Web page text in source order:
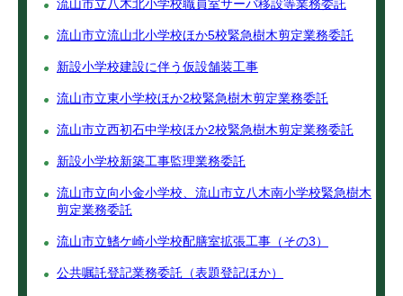
流山市立八木北小学校職員室サーバ移設等業務委託
流山市立流山北小学校ほか5校緊急樹木剪定業務委託
新設小学校建設に伴う仮設舗装工事
流山市立東小学校ほか2校緊急樹木剪定業務委託
流山市立西初石中学校ほか2校緊急樹木剪定業務委託
新設小学校新築工事監理業務委託
流山市立向小金小学校、流山市立八木南小学校緊急樹木
剪定業務委託
流山市立鰭ケ崎小学校配膳室拡張工事（その3）
公共嘱託登記業務委託（表題登記ほか）